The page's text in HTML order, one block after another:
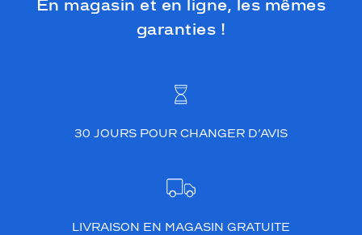
En magasin et en ligne, les mêmes
garanties !
30 JOURS POUR CHANGER D’AVIS
LIVRAISON EN MAGASIN GRATUITE